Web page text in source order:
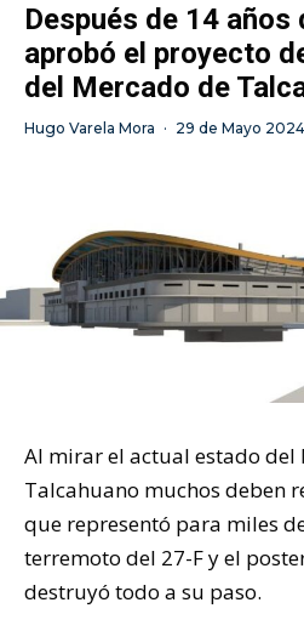
Después de 14 años
aprobó el proyecto
del Mercado de
Hugo Varela Mora · 29 de Mayo 2024
Al mirar el actual estado del
Talcahuano muchos deben
que representó para miles
terremoto del 27-F y el
destruyó todo a su paso.